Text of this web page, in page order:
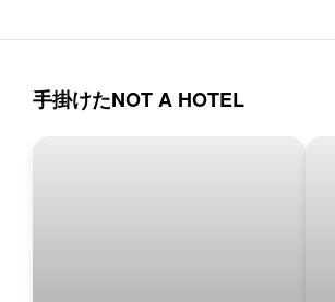
手掛けたNOT A HOTEL